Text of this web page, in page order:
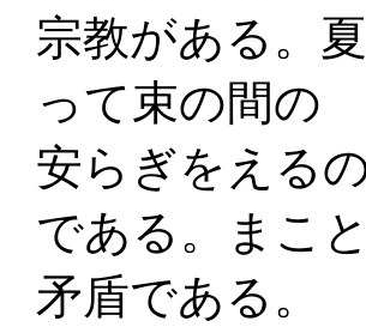
宗教がある。
って束の間の
安らぎをえる
である。まこ
矛盾である。